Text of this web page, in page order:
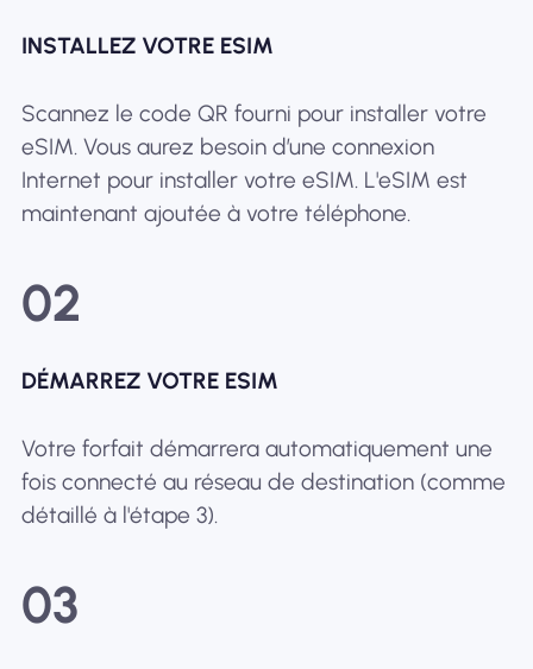
INSTALLEZ VOTRE ESIM
Scannez le code QR fourni pour installer votre
eSIM. Vous aurez besoin d’une connexion
Internet pour installer votre eSIM. L'eSIM est
maintenant ajoutée à votre téléphone.
02
DÉMARREZ VOTRE ESIM
Votre forfait démarrera automatiquement une
fois connecté au réseau de destination (comme
détaillé à l'étape 3).
03